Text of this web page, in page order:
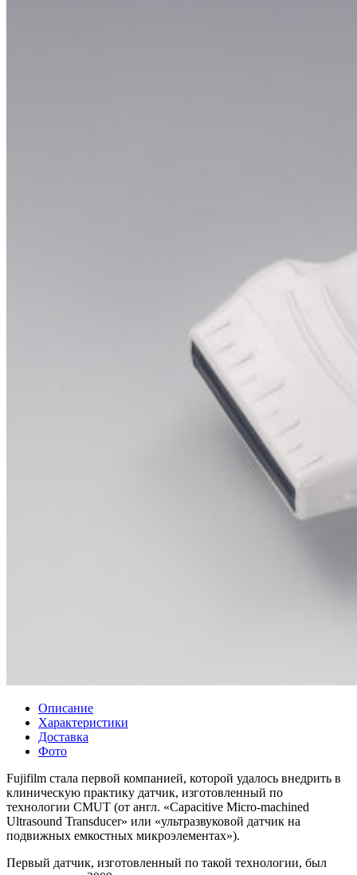
Описание
Характеристики
Доставка
Фото
Fujifilm стала первой компанией, которой удалось внедрить в
клиническую практику датчик, изготовленный по
технологии CMUT (от англ. «Capacitive Micro-machined
Ultrasound Transducer» или «ультразвуковой датчик на
подвижных емкостных микроэлементах»).
Первый датчик, изготовленный по такой технологии, был